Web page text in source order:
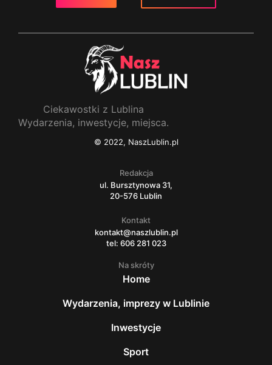
Ciekawostki z Lublina
Wydarzenia, inwestycje, miejsca.
© 2022, NaszLublin.pl
Redakcja
ul. Bursztynowa 31,
20-576 Lublin
Kontakt
kontakt@naszlublin.pl
tel: 606 281 023
Na skróty
Home
Wydarzenia, imprezy w Lublinie
Inwestycje
Sport